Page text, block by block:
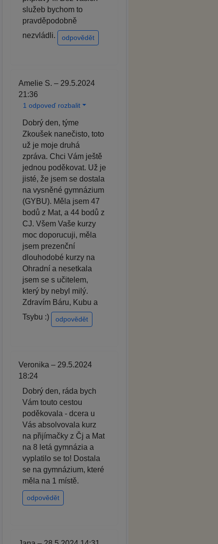
služeb bychom to
pravděpodobně
nezvládli.
odpovědět
Amelie S. – 29.5.2024
21:36
1 odpoveď rozbalit
Dobrý den, týme
Zkoušek nanečisto, toto
už je moje druhá
zpráva. Chci Vám ještě
jednou poděkovat. Už je
jisté, že jsem se dostala
na vysněné gymnázium
(GYBU). Měla jsem 47
bodů z Mat, a 44 bodů z
CJ. Všem Vaše kurzy
moc doporucuji, měla
jsem prezenční
dlouhodobé kurzy na
Ohradní a nesetkala
jsem se s učitelem,
který by nebyl milý.
Zdravím Báru, Kubu a
Tsybu :)
odpovědět
Veronika – 29.5.2024
18:24
Dobrý den, ráda bych
Vám touto cestou
poděkovala - dcera u
Vás absolvovala kurz
na přijímačky z Čj a Mat
na 8 letá gymnázia a
vyplatilo se to! Dostala
se na gymnázium, které
měla na 1 místě.
odpovědět